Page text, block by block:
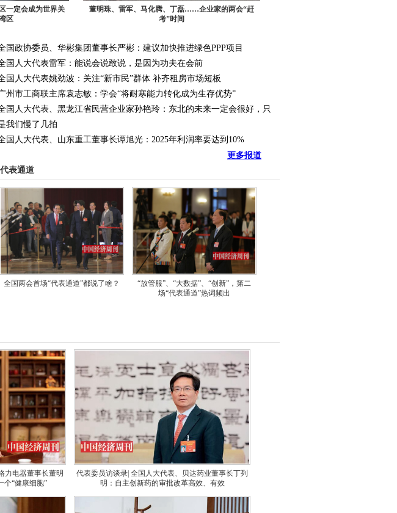
一定会成为世界关
区
董明珠、雷军、马化腾、丁磊……企业家的两会“赶
考”时间
国政协委员、华彬集团董事长严彬：建议加快推进绿色PPP项目
国人大代表雷军：能说会说敢说，是因为功夫在会前
国人大代表姚劲波：关注“新市民”群体 补齐租房市场短板
州市工商联主席袁志敏：学会“将耐寒能力转化成为生存优势”
国人大代表、黑龙江省民营企业家孙艳玲：东北的未来一定会很好，只
我们慢了几拍
国人大代表、山东重工董事长谭旭光：2025年利润率要达到10%
更多报道
代表通道
全国两会首场“代表通道”都说了啥？
“放管服”、“大数据”、“创新”，第二
场“代表通道”热词频出
力电器董事长董明
个“健康细胞”
代表委员访谈录| 全国人大代表、贝达药业董事长丁列
明：自主创新药的审批改革高效、有效